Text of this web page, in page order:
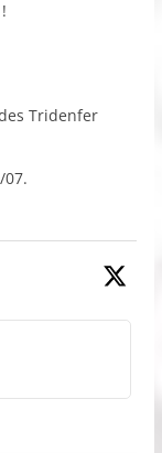
Tridenfer
07.